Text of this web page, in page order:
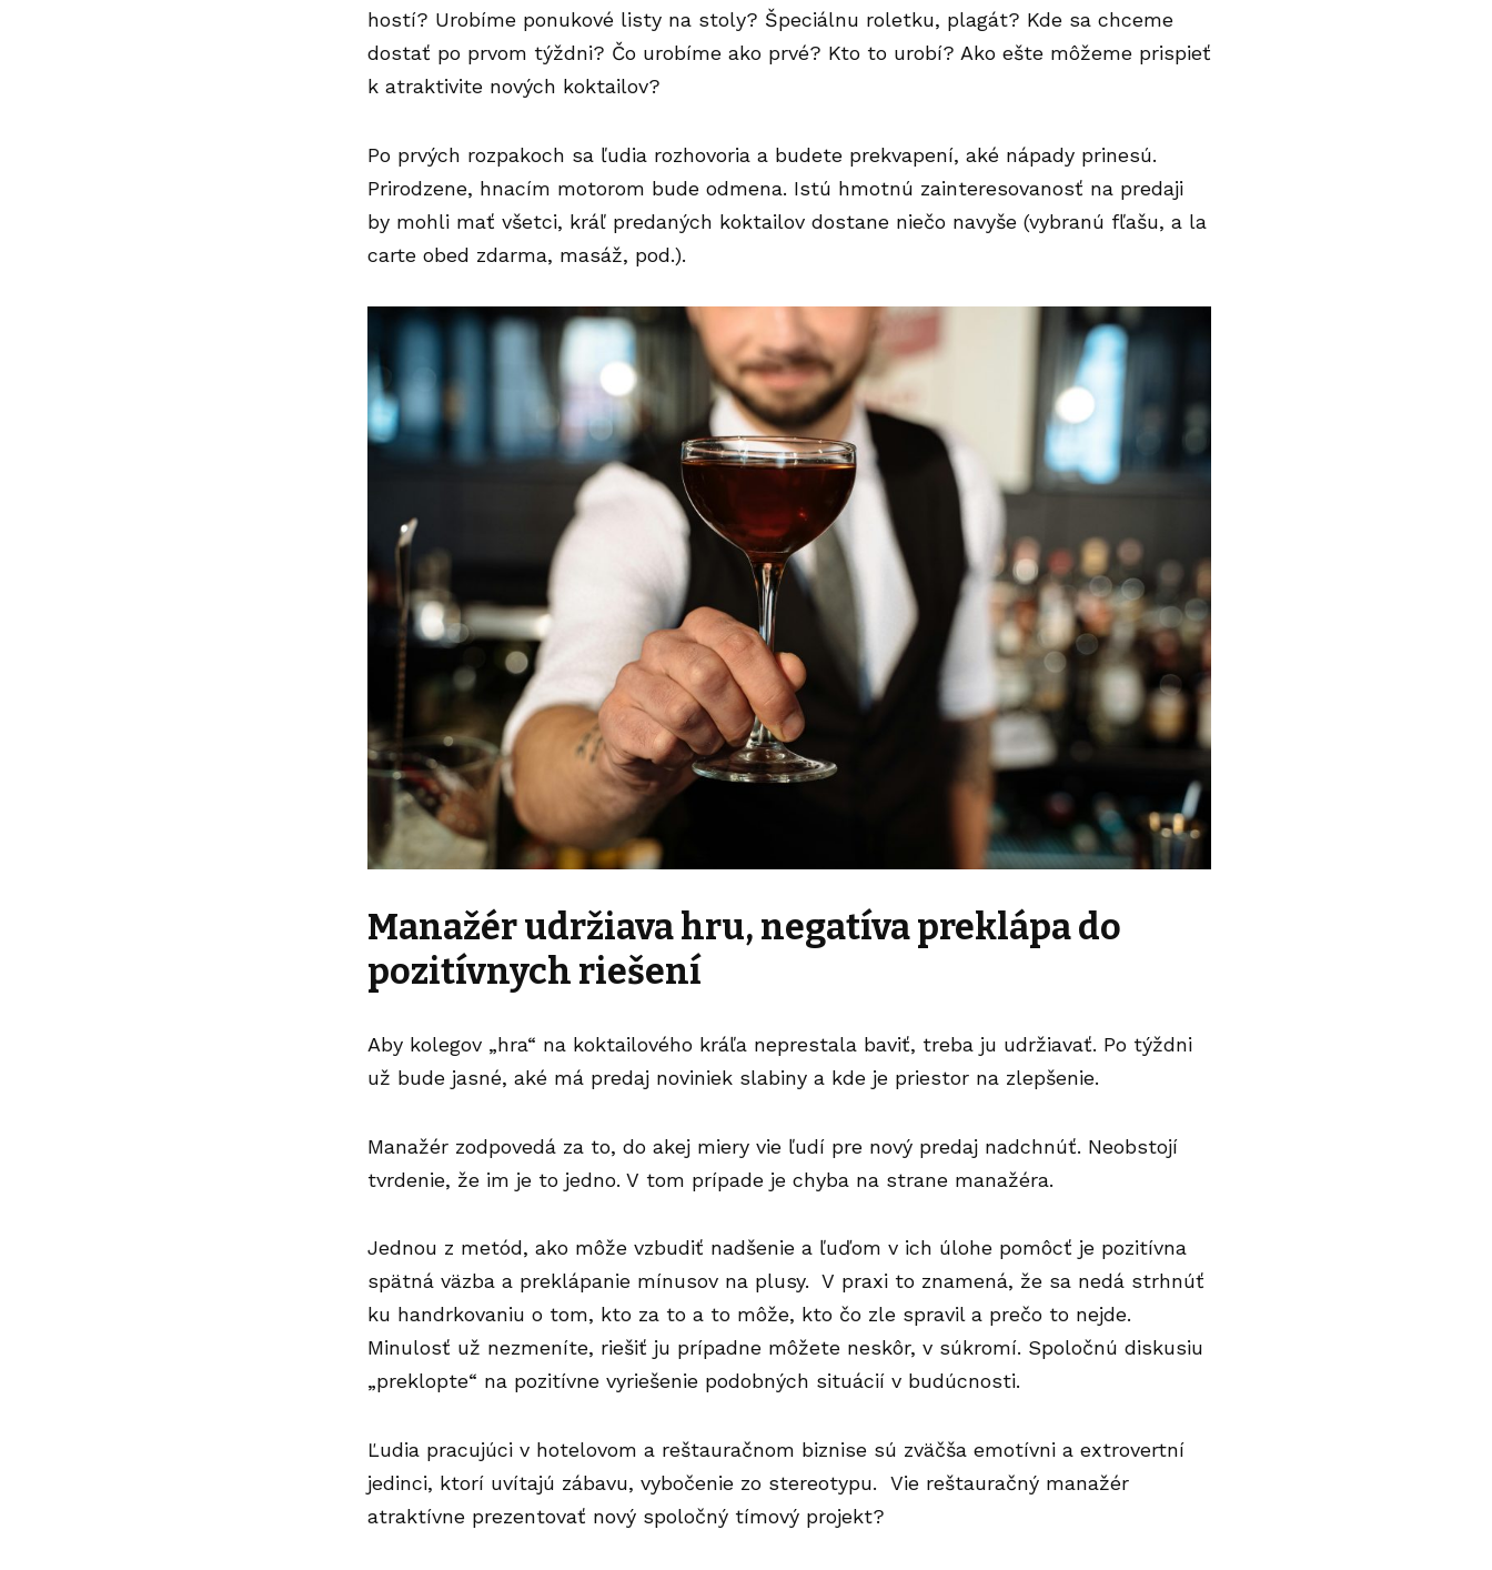
hostí? Urobíme ponukové listy na stoly? Špeciálnu roletku, plagát? Kde sa chceme
dostať po prvom týždni? Čo urobíme ako prvé? Kto to urobí? Ako ešte môžeme prispieť
k atraktivite nových koktailov?
Po prvých rozpakoch sa ľudia rozhovoria a budete prekvapení, aké nápady prinesú.
Prirodzene, hnacím motorom bude odmena. Istú hmotnú zainteresovanosť na predaji
by mohli mať všetci, kráľ predaných koktailov dostane niečo navyše (vybranú fľašu, a la
carte obed zdarma, masáž, pod.).
Manažér udržiava hru, negatíva preklápa do
pozitívnych riešení
Aby kolegov „hra“ na koktailového kráľa neprestala baviť, treba ju udržiavať. Po týždni
už bude jasné, aké má predaj noviniek slabiny a kde je priestor na zlepšenie.
Manažér zodpovedá za to, do akej miery vie ľudí pre nový predaj nadchnúť. Neobstojí
tvrdenie, že im je to jedno. V tom prípade je chyba na strane manažéra.
Jednou z metód, ako môže vzbudiť nadšenie a ľuďom v ich úlohe pomôcť je pozitívna
spätná väzba a preklápanie mínusov na plusy. V praxi to znamená, že sa nedá strhnúť
ku handrkovaniu o tom, kto za to a to môže, kto čo zle spravil a prečo to nejde.
Minulosť už nezmeníte, riešiť ju prípadne môžete neskôr, v súkromí. Spoločnú diskusiu
„preklopte“ na pozitívne vyriešenie podobných situácií v budúcnosti.
Ľudia pracujúci v hotelovom a reštauračnom biznise sú zväčša emotívni a extrovertní
jedinci, ktorí uvítajú zábavu, vybočenie zo stereotypu. Vie reštauračný manažér
atraktívne prezentovať nový spoločný tímový projekt?